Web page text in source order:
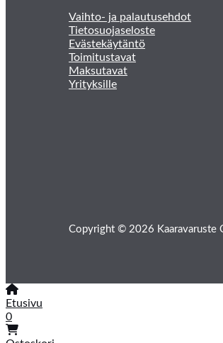
Vaihto- ja palautusehdot
Tietosuojaseloste
Evästekäytäntö
Toimitustavat
Maksutavat
Yrityksille
Copyright © 2026 Kaaravaruste
Etusivu
0